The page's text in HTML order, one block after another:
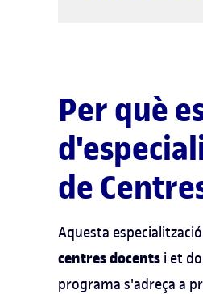
Per què
de
Aquesta especialització
centres docents i et
programa s'adreça a